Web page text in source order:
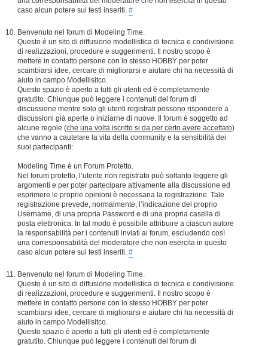
caso alcun potere sui testi inseriti. #
Benvenuto nel forum di Modeling Time.
Questo è un sito di diffusione modellistica di tecnica e condivisione
di realizzazioni, procedure e suggerimenti. Il nostro scopo è
mettere in contatto persone con lo stesso HOBBY per poter
scambiarsi idee, cercare di migliorarsi e aiutare chi ha necessità di
aiuto in campo Modellisitco.
Questo spazio è aperto a tutti gli utenti ed è completamente
gratutito. Chiunque può leggere i contenuti del forum di
discussione mentre solo gli utenti registrati possono rispondere a
discussioni già aperte o iniziarne di nuove. Il forum è soggetto ad
alcune regole (che una volta iscritto si da per certo avere accettato)
che vanno a cautelare la vita della community e la sensibilità dei
suoi partecipanti:
Modeling Time è un Forum Protetto.
Nel forum protetto, l’utente non registrato può soltanto leggere gli
argomenti e per poter partecipare attivamente alla discussione ed
esprimere le proprie opinioni è necessaria la registrazione. Tale
registrazione prevede, normalmente, l’indicazione del proprio
Username, di una propria Password e di una propria casella di
posta elettronica. In tal modo è possibile attribuire a ciascun autore
la responsabilità per i contenuti inviati ai forum, escludendo così
una corresponsabilità del moderatore che non esercita in questo
caso alcun potere sui testi inseriti. #
Benvenuto nel forum di Modeling Time.
Questo è un sito di diffusione modellistica di tecnica e condivisione
di realizzazioni, procedure e suggerimenti. Il nostro scopo è
mettere in contatto persone con lo stesso HOBBY per poter
scambiarsi idee, cercare di migliorarsi e aiutare chi ha necessità di
aiuto in campo Modellisitco.
Questo spazio è aperto a tutti gli utenti ed è completamente
gratutito. Chiunque può leggere i contenuti del forum di